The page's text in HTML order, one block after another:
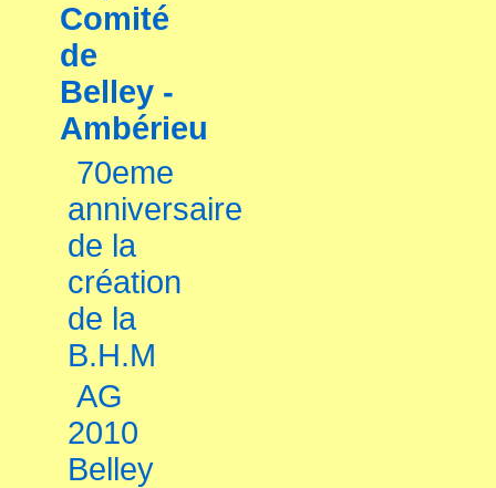
Comité
de
Belley -
Ambérieu
70eme
anniversaire
de la
création
de la
B.H.M
AG
2010
Belley